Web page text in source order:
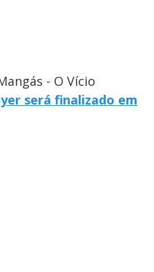
- O Vício
será finalizado em